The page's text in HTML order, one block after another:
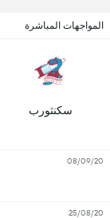
المواجهات المباشرة
سكنثورب
08/09/20
25/08/20